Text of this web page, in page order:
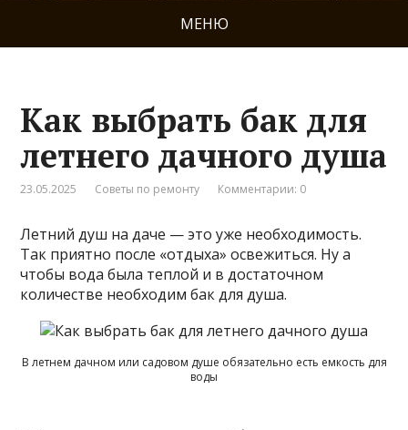
МЕНЮ
Как выбрать бак для
летнего дачного душа
23.05.2025 Советы по ремонту Комментарии: 0
Летний душ на даче — это уже необходимость.
Так приятно после «отдыха» освежиться. Ну а
чтобы вода была теплой и в достаточном
количестве необходим бак для душа.
В летнем дачном или садовом душе обязательно есть емкость для
воды